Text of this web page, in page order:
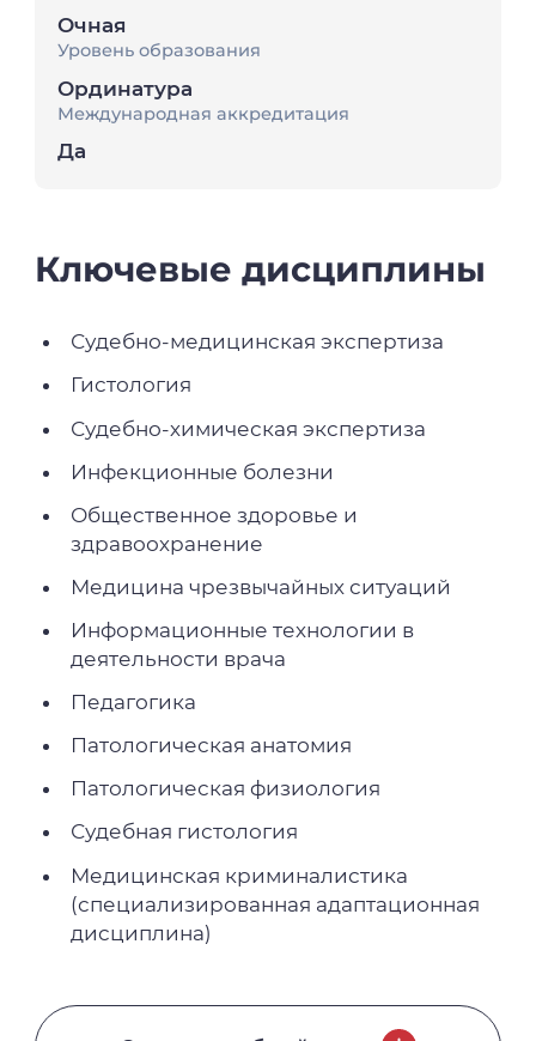
Очная
Уровень образования
Ординатура
Международная аккредитация
Да
Ключевые дисциплины
Судебно-медицинская экспертиза
Гистология
Судебно-химическая экспертиза
Инфекционные болезни
Общественное здоровье и
здравоохранение
Медицина чрезвычайных ситуаций
Информационные технологии в
деятельности врача
Педагогика
Патологическая анатомия
Патологическая физиология
Судебная гистология
Медицинская криминалистика
(специализированная адаптационная
дисциплина)